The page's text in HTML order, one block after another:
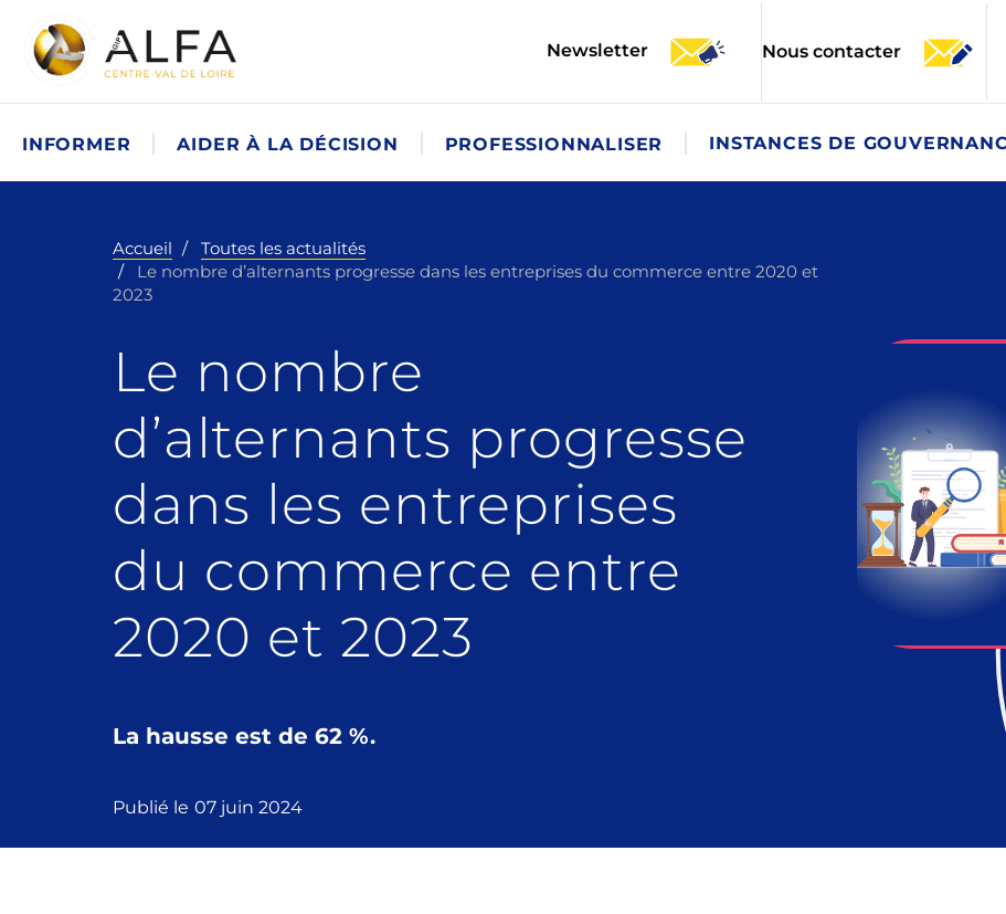
Newsletter Nous contacter
INFORMER AIDER À LA DÉCISION PROFESSIONNALISER INSTANCES DE
Accueil
Toutes les actualités
Le nombre d’alternants progresse dans les entreprises du commerce entre 2020 et
2023
Le nombre
d’alternants progresse
dans les entreprises
du commerce entre
2020 et 2023
La hausse est de 62 %.
Publié le 07 juin 2024